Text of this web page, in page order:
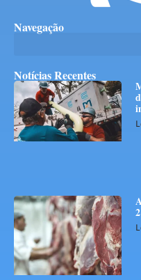
Navegação
Notícias Recentes